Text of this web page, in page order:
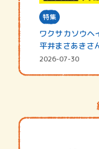
特集
ワクサカソウヘ
平井まさあきさ
シャ…
2026-07-30